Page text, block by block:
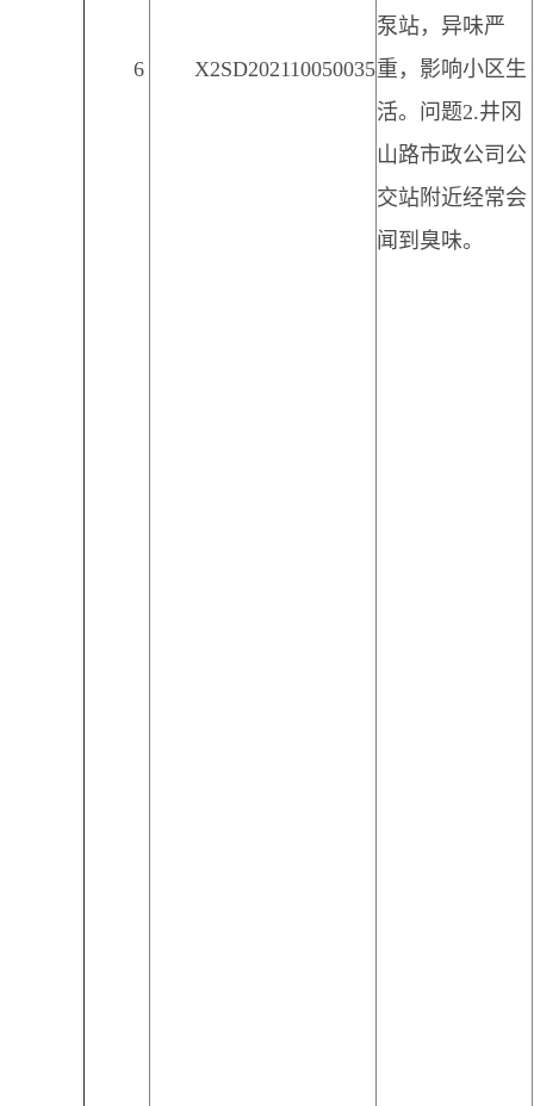
6 X2SD202110050035
泵站，异味严
重，影响小区生
活。问题2.井冈
山路市政公司公
交站附近经常会
闻到臭味。